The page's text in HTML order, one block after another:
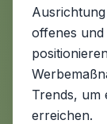
offenes und
Trends, um
erreichen.